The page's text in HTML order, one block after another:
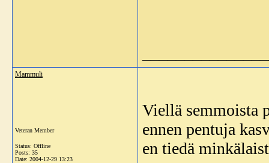
Mammuli
Veteran Member
Status: Offline
Posts: 35
Date: 2004-12-29 13:23
Viellä semmoista
ennen pentuja
en tiedä